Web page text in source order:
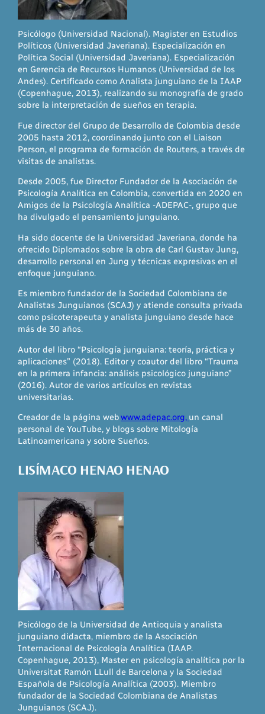
Psicólogo (Universidad Nacional). Magister en Estudios
Políticos (Universidad Javeriana). Especialización en
Política Social (Universidad Javeriana). Especialización
en Gerencia de Recursos Humanos (Universidad de los
Andes). Certificado como Analista junguiano de la IAAP
(Copenhague, 2013), realizando su monografía de grado
sobre la interpretación de sueños en terapia.
Fue director del Grupo de Desarrollo de Colombia desde
2005 hasta 2012, coordinando junto con el Liaison
Person, el programa de formación de Routers, a través de
visitas de analistas.
Desde 2005, fue Director Fundador de la Asociación de
Psicología Analítica en Colombia, convertida en 2020 en
Amigos de la Psicología Analítica -ADEPAC-, grupo que
ha divulgado el pensamiento junguiano.
Ha sido docente de la Universidad Javeriana, donde ha
ofrecido Diplomados sobre la obra de Carl Gustav Jung,
desarrollo personal en Jung y técnicas expresivas en el
enfoque junguiano.
Es miembro fundador de la Sociedad Colombiana de
Analistas Junguianos (SCAJ) y atiende consulta privada
como psicoterapeuta y analista junguiano desde hace
más de 30 años.
Autor del libro “Psicología junguiana: teoría, práctica y
aplicaciones” (2018). Editor y coautor del libro “Trauma
en la primera infancia: análisis psicológico junguiano”
(2016). Autor de varios artículos en revistas
universitarias.
Creador de la página webwww.adepac.org, un canal
personal de YouTube, y blogs sobre Mitología
Latinoamericana y sobre Sueños.
LISÍMACO HENAO HENAO
Psicólogo de la Universidad de Antioquia y analista
junguiano didacta, miembro de la Asociación
Internacional de Psicología Analítica (IAAP.
Copenhague, 2013), Master en psicología analítica por la
Universitat Ramón LLull de Barcelona y la Sociedad
Española de Psicología Analítica (2003). Miembro
fundador de la Sociedad Colombiana de Analistas
Junguianos (SCAJ).